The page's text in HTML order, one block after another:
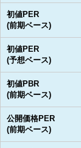
初値PER
(前期ベース)
初値PER
(予想ベース)
初値PBR
(前期ベース)
公開価格PER
(前期ベース)